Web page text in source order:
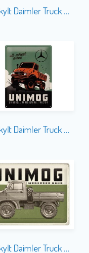
Plåtskylt Daimler Truck Beyond Limits 20×30
Plåtskylt Daimler Truck Unimog 30×40
Plåtskylt Daimler Truck Unimog Vintage 30×40